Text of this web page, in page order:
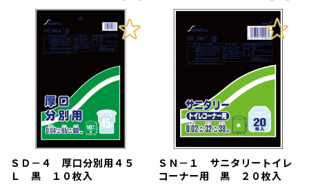
ＳＤ－４ 厚口分別用４５
Ｌ 黒 １０枚入
ＳＮ－１ サニタリートイレ
コーナー用 黒 ２０枚入